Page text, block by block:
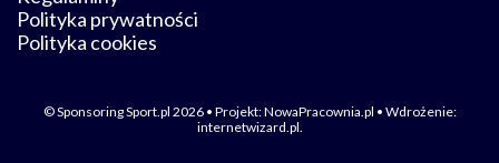
Polityka prywatności
Polityka cookies
© Sponsoring Sport.pl 2026 • Projekt:NowaPracownia.pl • Wdrożenie:
internetwizard.pl